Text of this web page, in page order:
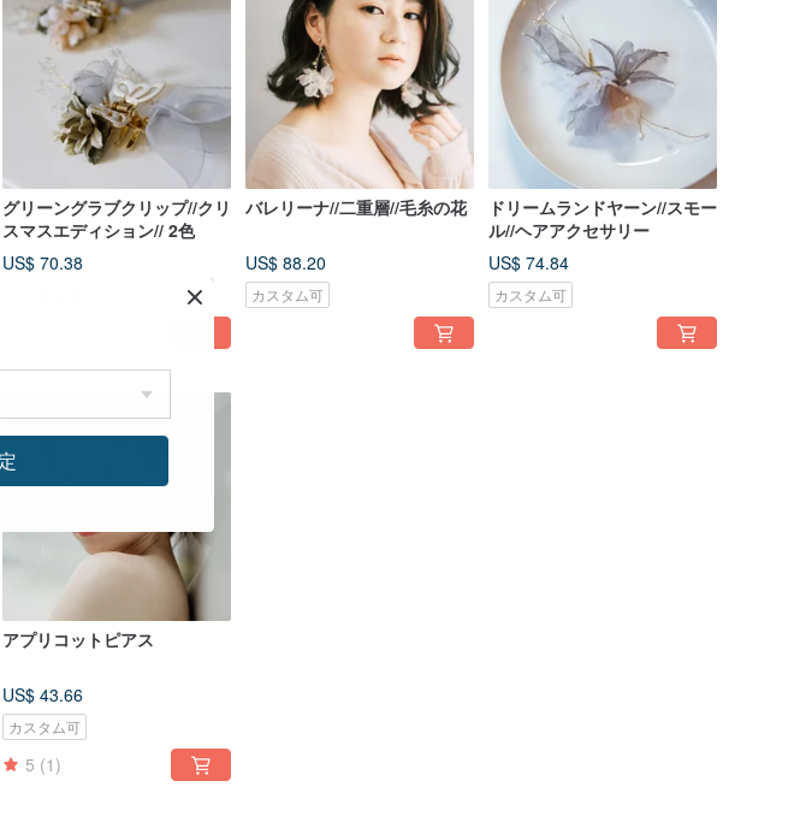
グリーングラブクリップ//クリ
スマスエディション// 2色
US$ 70.38
バレリーナ//二重層//毛糸の花
US$ 88.20
カスタム可
ドリームランドヤーン//スモー
ル//ヘアアクセサリー
US$ 74.84
カスタム可
アプリコットピアス
US$ 43.66
カスタム可
5 (1)